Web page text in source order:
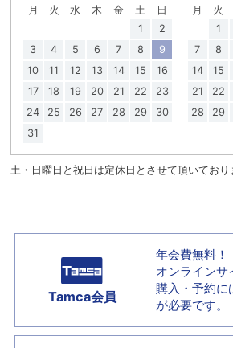
月 火 水 木 金 土
日
1
2
3
4 5 6 7 8
9
10
11 12 13 14 15
16
17
18 19 20 21 22
23
24
25 26 27 28 29
30
31
月 火
1
7
8
14
15
21
22
28
29
土・日曜日と祝日は定休日とさせて頂いており
Tamca会員
年会費無料！
オンラインサ
購入・予約に
が必要です。